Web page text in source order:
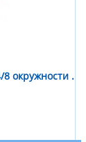
8 окружности .